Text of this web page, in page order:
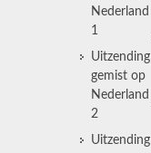
Nederland
1
Uitzending
gemist op
Nederland
2
Uitzending